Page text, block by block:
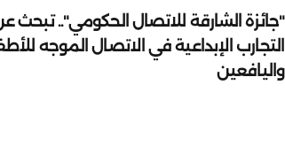
"جائزة الشارقة للاتصال الحكومي"..
التجارب الإبداعية في الاتصال الموجه
واليافعين